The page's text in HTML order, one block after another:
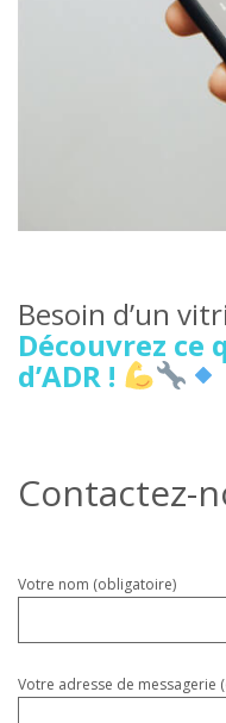
Besoin d’un
Découvrez
d’ADR !
Contactez-
Veuillez
vide.
Votre nom (obligatoire)
Votre adresse de messagerie